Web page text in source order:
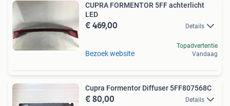
CUPRA FORMENTOR 5FF achterlicht
LED
€ 469,00 Details
Bezoek website
Topadvertentie
Vandaag
Cupra Formentor Diffuser 5FF807568C
€ 80,00 Details